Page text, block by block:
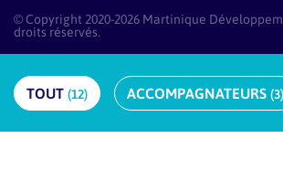
TOUT 12 ACCOMPAGNATEURS 3
© Copyright 2020-2026 Martinique
droits réservés.